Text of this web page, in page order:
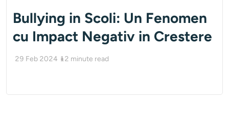
Bullying in Scoli: Un Fenomen
cu Impact Negativ in Crestere
29 Feb 2024 12 minute read